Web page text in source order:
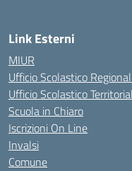
Link Esterni
MIUR
Ufficio Scolastico
Ufficio Scolastico
Scuola in Chiaro
Iscrizioni On Line
Invalsi
Comune